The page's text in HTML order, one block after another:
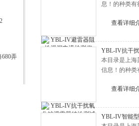
弄
息！的种类有
查看详细
YBL-IV抗干
本目录是上海
信息！的种类
查看详细
YBL-IV智能